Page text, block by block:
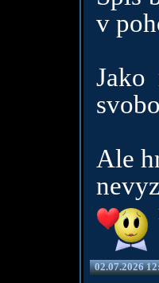
v
Ale
02.07.2026